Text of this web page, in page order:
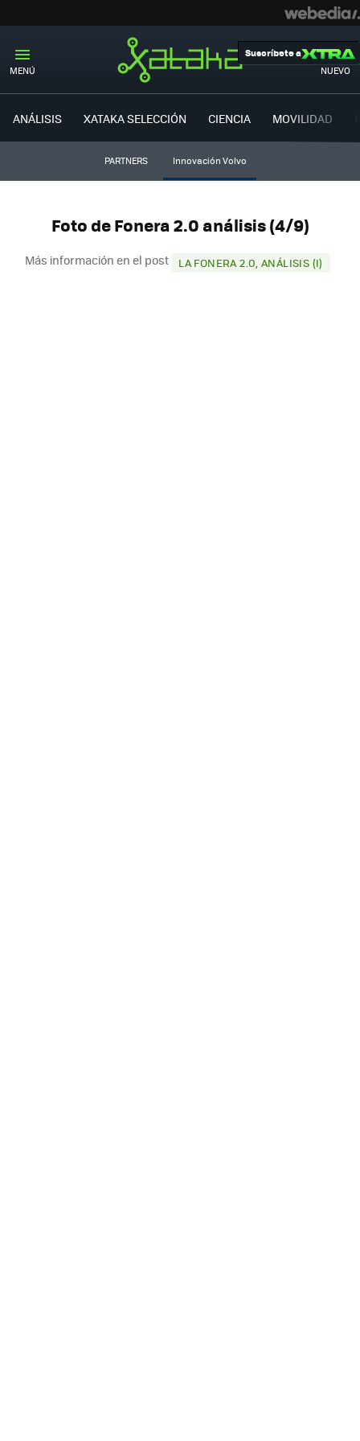
MENÚ NUEVO
Suscríbete a
ANÁLISIS XATAKA SELECCIÓN CIENCIA MOVILIDAD
PARTNERS Innovación Volvo
Foto de Fonera 2.0 análisis (4/9)
Más información en el post LA FONERA 2.0, ANÁLISIS (I)